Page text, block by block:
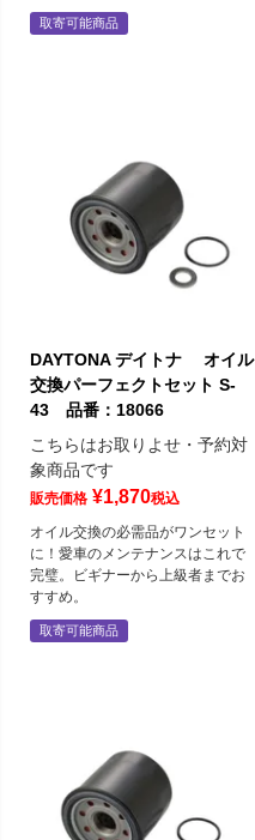
取寄可能商品
DAYTONA デイトナ オイル
交換パーフェクトセット S-
43 品番：18066
こちらはお取りよせ・予約対
象商品です
販売価格 ¥1,870税込
オイル交換の必需品がワンセット
に！愛車のメンテナンスはこれで
完璧。ビギナーから上級者までお
すすめ。
取寄可能商品